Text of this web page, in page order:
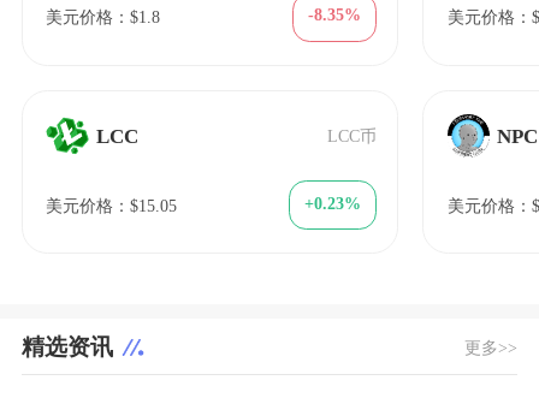
美元价格：$1.8 -8.35%
LCC LCC币
美元价格：$15.05 +0.23%
美元价格：
NPC
美元价格：
精选资讯 更多>>